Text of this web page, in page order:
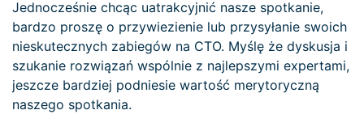
Jednocześnie chcąc uatrakcyjnić nasze spotkanie,
bardzo proszę o przywiezienie lub przysyłanie swoich
nieskutecznych zabiegów na CTO. Myślę że dyskusja i
szukanie rozwiązań wspólnie z najlepszymi expertami,
jeszcze bardziej podniesie wartość merytoryczną
naszego spotkania.